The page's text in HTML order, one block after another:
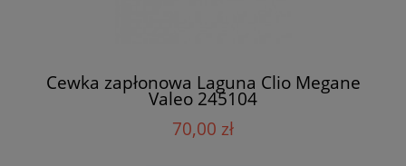
Cewka zapłonowa Laguna Clio Megane
Valeo 245104
70,00 zł